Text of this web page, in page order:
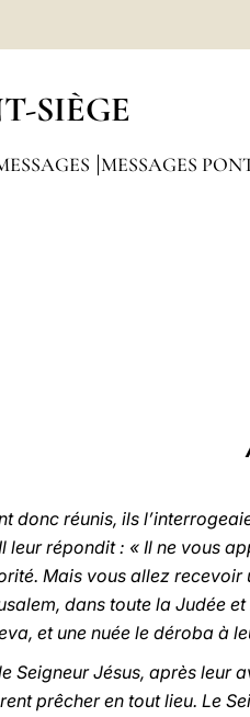
SIÈGE
MESSAGES
donc réunis, ils
leur répondit : « Il ne vous
Mais vous allez recevoir
dans toute la Judée
et une nuée le déroba à
Seigneur Jésus, après leur
prêcher en tout lieu. Le